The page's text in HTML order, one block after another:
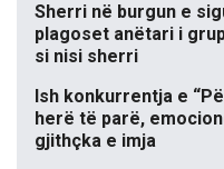
Sherri në burgun e
plagoset anëtari i
si nisi sherri
Ish konkurrentja e
herë të parë,
gjithçka e imja